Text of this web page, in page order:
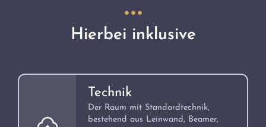
Hierbei inklusive
Technik
Der Raum mit Standardtechnik,
bestehend aus Leinwand, Beamer,